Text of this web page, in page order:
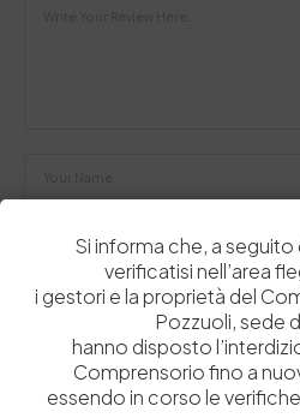
Salva il mio nome, email e sito
prossima volta che commento.
Post Comment
Si informa che, a
verificatisi nell’area
i gestori e la proprietà del
Pozzuoli, sede
hanno disposto
Comprensorio fino a
essendo in corso le